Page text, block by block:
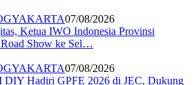
07/08/2026
Ketua IWO Indonesia Provinsi
Show ke Sel…
07/08/2026
DIY Hadiri GPFE 2026 di JEC, Dukung